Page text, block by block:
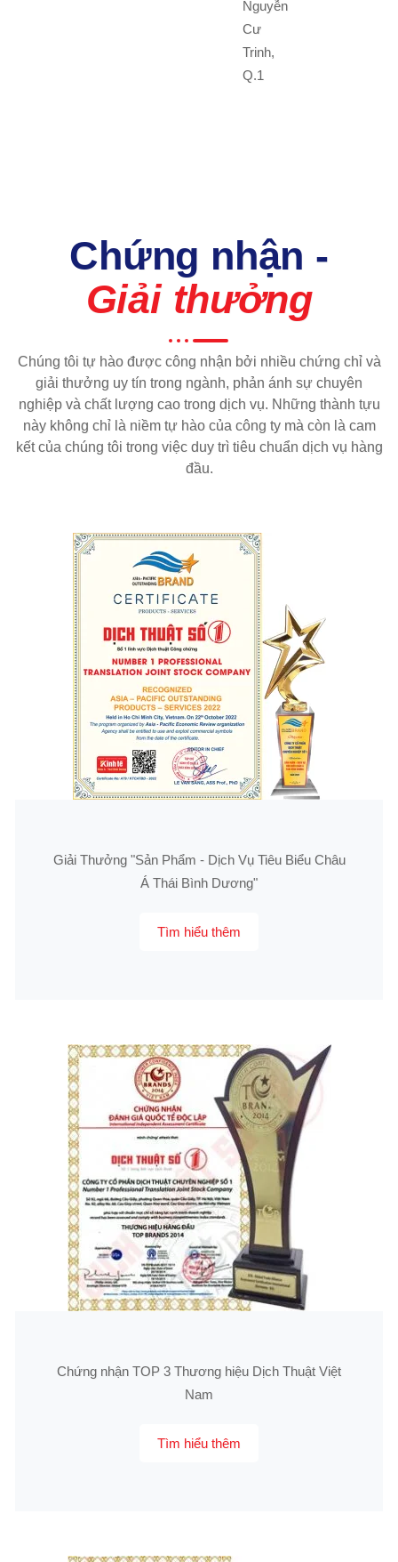
Nguyễn
Cư
Trinh,
Q.1
Chứng nhận -
Giải thưởng
Chúng tôi tự hào được công nhận bởi nhiều chứng chỉ và
giải thưởng uy tín trong ngành, phản ánh sự chuyên
nghiệp và chất lượng cao trong dịch vụ. Những thành tựu
này không chỉ là niềm tự hào của công ty mà còn là cam
kết của chúng tôi trong việc duy trì tiêu chuẩn dịch vụ hàng
đầu.
Giải Thưởng "Sản Phẩm - Dịch Vụ Tiêu Biểu Châu
Á Thái Bình Dương"
Tìm hiểu thêm
Chứng nhận TOP 3 Thương hiệu Dịch Thuật Việt
Nam
Tìm hiểu thêm